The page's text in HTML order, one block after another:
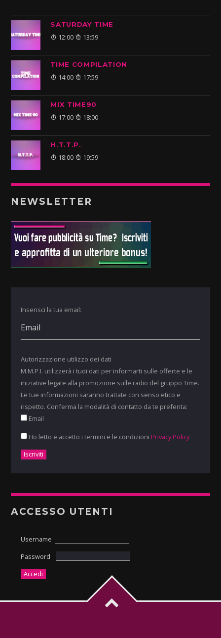
SATURDAY TIME
12:00 13:59
TIME COMPILATION
14:00 17:59
MIX TIME90
17:00 18:00
H.T.T.P.
18:00 19:59
NEWSLETTER
Inserisci la tua email:
Autorizzazione utilizzo dei dati
M.M.P.I. utilizzerà i tuoi dati per informarti sulle offerte e le
iniziative legate alla promozione sulle radio del gruppo Time.
Le tue informazioni saranno trattate con senso etico e
rispetto. Conferma la modalità di contatto da te preferita:
Email
Ho letto e accetto i termini e le condizioni Privacy Policy
ACCESSO UTENTI
Username
Password